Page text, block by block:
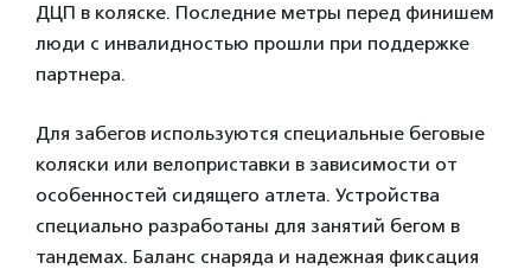
ДЦП в коляске. Последние метры перед финишем
люди с инвалидностью прошли при поддержке
партнера.
Для забегов используются специальные беговые
коляски или велоприставки в зависимости от
особенностей сидящего атлета. Устройства
специально разработаны для занятий бегом в
тандемах. Баланс снаряда и надежная фиксация